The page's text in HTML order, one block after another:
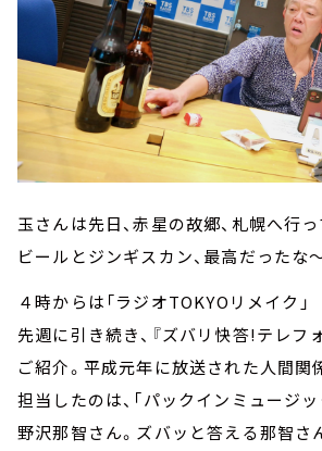
玉さんは先日、赤星の故郷、札幌へ行っ
ビールとジンギスカン、最高だったな
４時からは「ラジオTOKYOリメイク」
先週に引き続き、『ズバリ快答!テレフ
ご紹介。平成元年に放送された人間関
担当したのは、「パックインミュージ
野沢那智さん。ズバッと答える那智さ